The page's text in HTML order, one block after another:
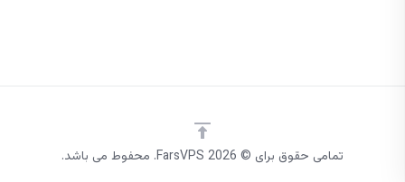
تمامی حقوق برای © 2026 FarsVPS. محفوط می باشد.